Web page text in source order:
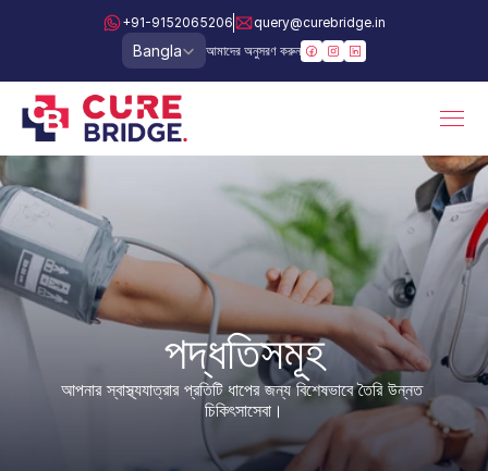
+91-9152065206 query@curebridge.in
Select Language
Bangla আমাদের অনুসরণ করুন
পদ্ধতিসমূহ
আপনার স্বাস্থ্যযাত্রার প্রতিটি ধাপের জন্য বিশেষভাবে তৈরি উন্নত
চিকিৎসাসেবা।